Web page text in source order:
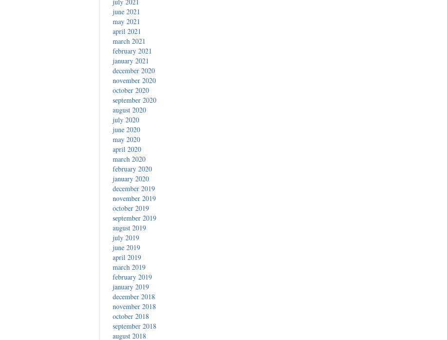
june 2021
may 2021
april 2021
march 2021
february 2021
january 2021
december 2020
november 2020
october 2020
september 2020
august 2020
july 2020
june 2020
may 2020
april 2020
march 2020
february 2020
january 2020
december 2019
november 2019
october 2019
september 2019
august 2019
july 2019
june 2019
april 2019
march 2019
february 2019
january 2019
december 2018
november 2018
october 2018
september 2018
august 2018